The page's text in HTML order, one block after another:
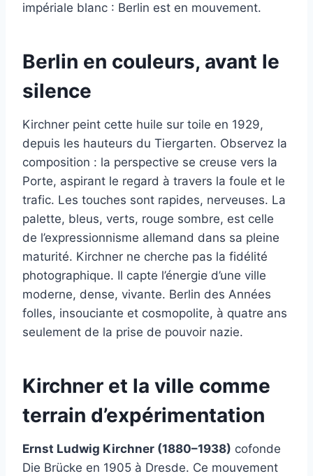
impériale blanc : Berlin est en mouvement.
Berlin en couleurs, avant le
silence
Kirchner peint cette huile sur toile en 1929,
depuis les hauteurs du Tiergarten. Observez la
composition : la perspective se creuse vers la
Porte, aspirant le regard à travers la foule et le
trafic. Les touches sont rapides, nerveuses. La
palette, bleus, verts, rouge sombre, est celle
de l’expressionnisme allemand dans sa pleine
maturité. Kirchner ne cherche pas la fidélité
photographique. Il capte l’énergie d’une ville
moderne, dense, vivante. Berlin des Années
folles, insouciante et cosmopolite, à quatre ans
seulement de la prise de pouvoir nazie.
Kirchner et la ville comme
terrain d’expérimentation
Ernst Ludwig Kirchner (1880–1938) cofonde
Die Brücke en 1905 à Dresde. Ce mouvement